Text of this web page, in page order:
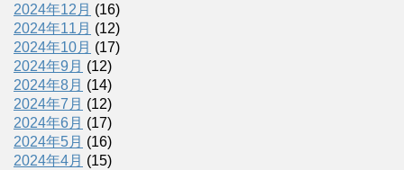
2024年12月 (16)
2024年11月 (12)
2024年10月 (17)
2024年9月 (12)
2024年8月 (14)
2024年7月 (12)
2024年6月 (17)
2024年5月 (16)
2024年4月 (15)